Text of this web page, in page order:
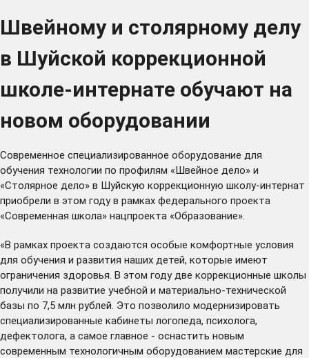
Швейному и столярному делу
в Шуйской коррекционной
школе-интернате обучают на
новом оборудовании
Современное специализированное оборудование для
обучения технологии по профилям «Швейное дело» и
«Столярное дело» в Шуйскую коррекционную школу-интернат
приобрели в этом году в рамках федерального проекта
«Современная школа» нацпроекта «Образование».
«В рамках проекта создаются особые комфортные условия
для обучения и развития наших детей, которые имеют
ограничения здоровья. В этом году две коррекционные школы
получили на развитие учебной и материально-технической
базы по 7,5 млн рублей. Это позволило модернизировать
специализированные кабинеты логопеда, психолога,
дефектолога, а самое главное - оснастить новым
современным технологичным оборудованием мастерские для